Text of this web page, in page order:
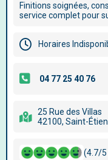
Finitions soignées,
service complet pour
Horaires
25 Rue des Villas
42100, Saint-
(4.7/5